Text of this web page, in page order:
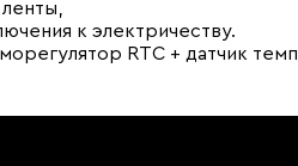
к электричеству.
RTC + датчик